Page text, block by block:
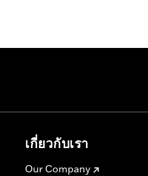
เกี่ยวกับเรา
Our Company